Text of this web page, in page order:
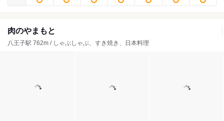
肉のやまもと
八王子駅 762m / しゃぶしゃぶ、すき焼き、日本料理